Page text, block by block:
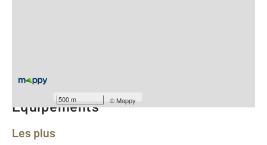
500 m ©Mappy
Équipements
Les plus